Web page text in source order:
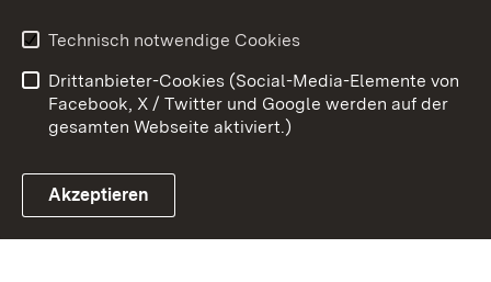
Link zum Landesportal
Barrierefreiheit
Impressum
Cookies
Technisch notwendige Cookies
Drittanbieter-Cookies (Social-Media-Elemente von
Facebook, X / Twitter und Google werden auf der
gesamten Webseite aktiviert.)
Akzeptieren